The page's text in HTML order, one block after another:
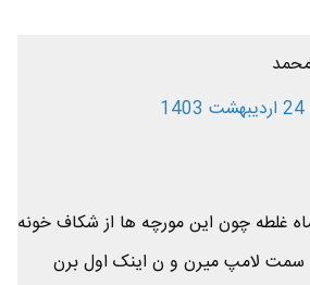
24 اردیبهشت 1403
غلطه چون این مورچه ها از شکاف خونه
سمت لامپ میرن و ن اینک اول برن